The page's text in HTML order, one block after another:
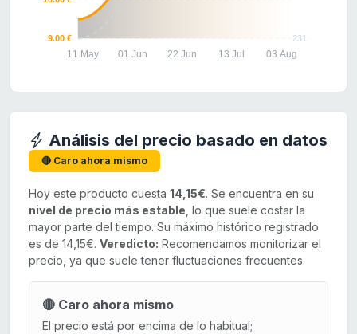
231
9.00 €
11 May 01 Jun 22 Jun 13 Jul 03 Aug
Análisis del precio basado en datos
🔴 Caro ahora mismo
Hoy este producto cuesta 14,15€. Se encuentra en su
nivel de precio más estable , lo que suele costar la
mayor parte del tiempo. Su máximo histórico registrado
es de 14,15€. Veredicto: Recomendamos monitorizar el
precio, ya que suele tener fluctuaciones frecuentes.
🔴 Caro ahora mismo
El precio está por encima de lo habitual;